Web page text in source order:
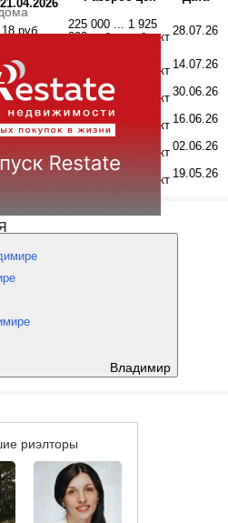
Владимир
21.04.2026
руб.
225 000 ... 1 925
000 руб. за объект 28.07.26
18 руб.
000 руб. за объект 14.07.26
руб.
225 000 ... 1 925
000 руб. за объект 30.06.26
руб.
129 600 ... 1 925
000 руб. за объект 16.06.26
129 600 ... 1 925
000 руб. за объект 02.06.26
руб.
129 600 ... 1 925
000 руб. за объект 19.05.26
риэлторы